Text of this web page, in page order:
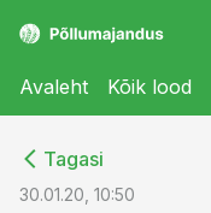
Avaleht Kõik lood
Tagasi
30.01.20, 10:50